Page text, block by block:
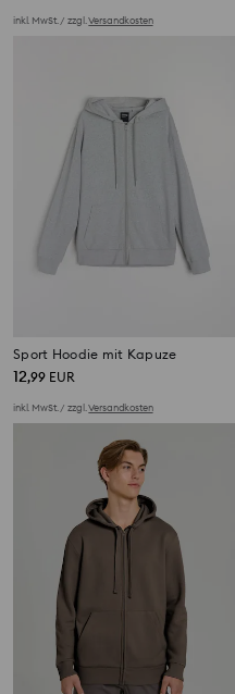
inkl. MwSt. / zzgl.Versandkosten
Sport Hoodie mit Kapuze
12,99 EUR
inkl. MwSt. / zzgl.Versandkosten